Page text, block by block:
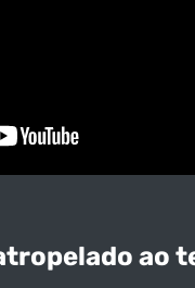
ao